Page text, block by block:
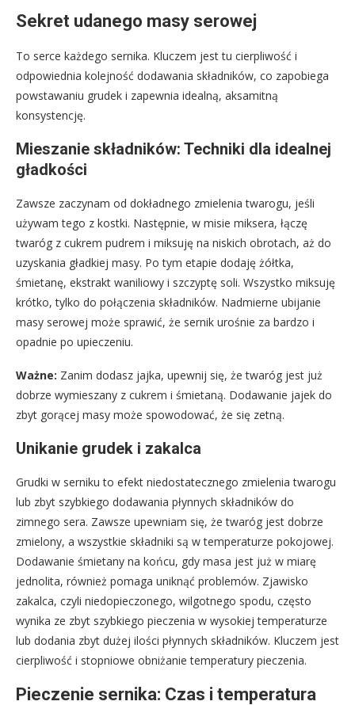
Sekret udanego masy serowej
To serce każdego sernika. Kluczem jest tu cierpliwość i
odpowiednia kolejność dodawania składników, co zapobiega
powstawaniu grudek i zapewnia idealną, aksamitną
konsystencję.
Mieszanie składników: Techniki dla idealnej
gładkości
Zawsze zaczynam od dokładnego zmielenia twarogu, jeśli
używam tego z kostki. Następnie, w misie miksera, łączę
twaróg z cukrem pudrem i miksuję na niskich obrotach, aż do
uzyskania gładkiej masy. Po tym etapie dodaję żółtka,
śmietanę, ekstrakt waniliowy i szczyptę soli. Wszystko miksuję
krótko, tylko do połączenia składników. Nadmierne ubijanie
masy serowej może sprawić, że sernik urośnie za bardzo i
opadnie po upieczeniu.
Ważne: Zanim dodasz jajka, upewnij się, że twaróg jest już
dobrze wymieszany z cukrem i śmietaną. Dodawanie jajek do
zbyt gorącej masy może spowodować, że się zetną.
Unikanie grudek i zakalca
Grudki w serniku to efekt niedostatecznego zmielenia twarogu
lub zbyt szybkiego dodawania płynnych składników do
zimnego sera. Zawsze upewniam się, że twaróg jest dobrze
zmielony, a wszystkie składniki są w temperaturze pokojowej.
Dodawanie śmietany na końcu, gdy masa jest już w miarę
jednolita, również pomaga uniknąć problemów. Zjawisko
zakalca, czyli niedopieczonego, wilgotnego spodu, często
wynika ze zbyt szybkiego pieczenia w wysokiej temperaturze
lub dodania zbyt dużej ilości płynnych składników. Kluczem jest
cierpliwość i stopniowe obniżanie temperatury pieczenia.
Pieczenie sernika: Czas i temperatura